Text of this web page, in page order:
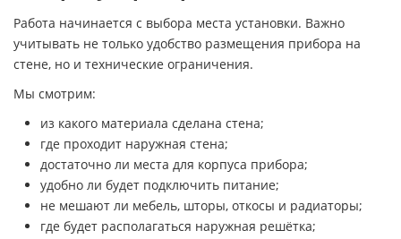
Работа начинается с выбора места установки. Важно
учитывать не только удобство размещения прибора на
стене, но и технические ограничения.
Мы смотрим:
из какого материала сделана стена;
где проходит наружная стена;
достаточно ли места для корпуса прибора;
удобно ли будет подключить питание;
не мешают ли мебель, шторы, откосы и радиаторы;
где будет располагаться наружная решётка;